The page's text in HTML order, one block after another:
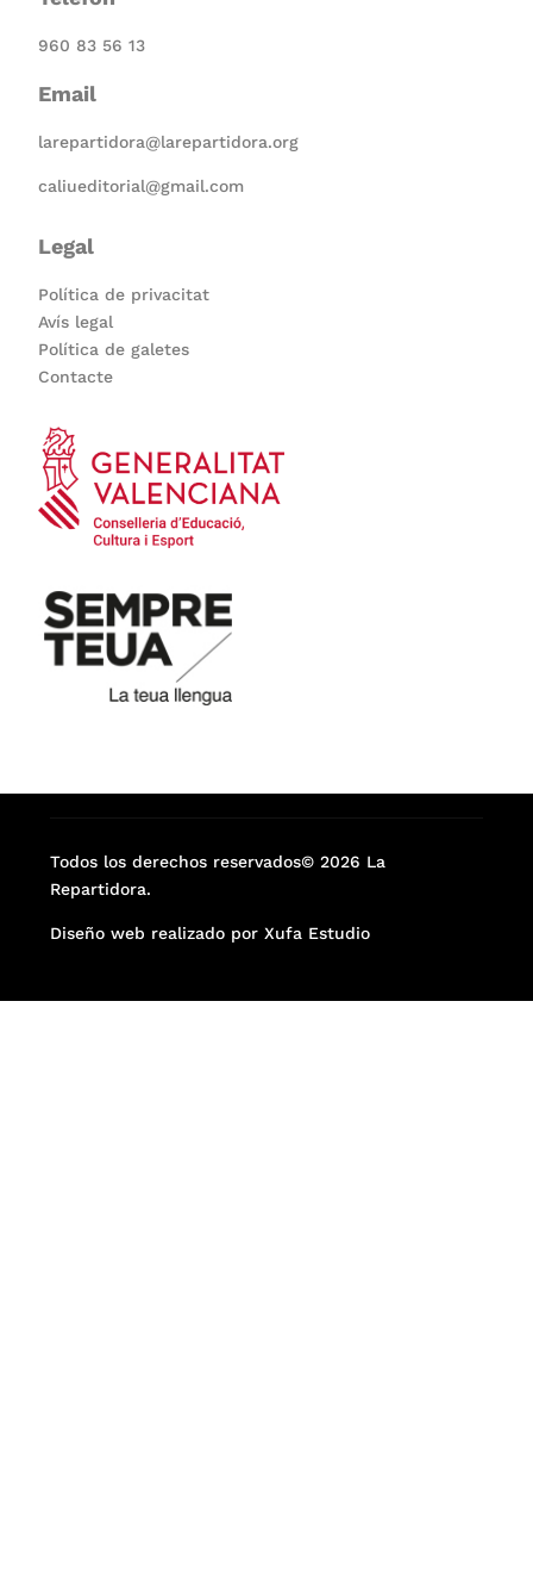
960 83 56 13
Email
larepartidora@larepartidora.org
caliueditorial@gmail.com
Legal
Política de privacitat
Avís legal
Política de galetes
Contacte
Todos los derechos reservados© 2026 La
Repartidora.
Diseño web realizado por Xufa Estudio